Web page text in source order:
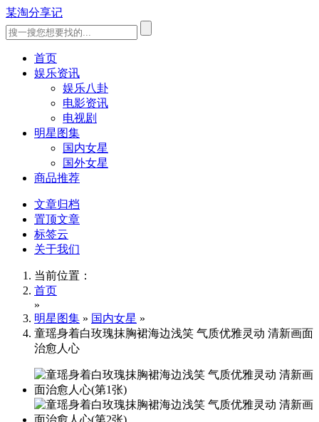
某淘分享记
首页
娱乐资讯
娱乐八卦
电影资讯
电视剧
明星图集
国内女星
国外女星
商品推荐
文章归档
置顶文章
标签云
关于我们
当前位置：
首页
»
明星图集 » 国内女星 »
童瑶身着白玫瑰抹胸裙海边浅笑 气质优雅灵动 清新画面
治愈人心